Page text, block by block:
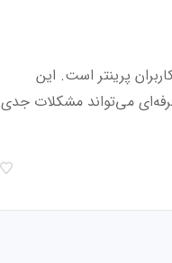
پرینتر است. این
می‌تواند مشکلات جدی